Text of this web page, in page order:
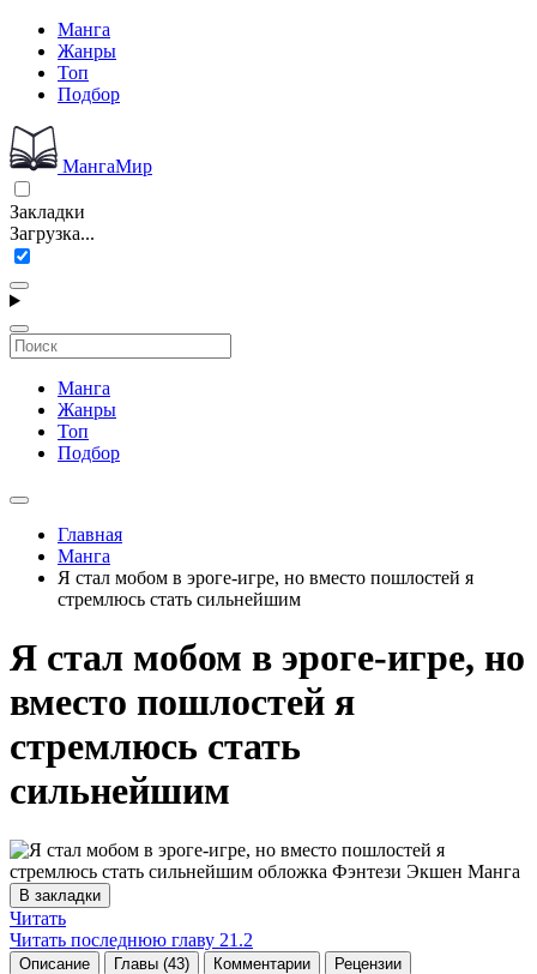
Манга
Жанры
Топ
Подбор
МангаМир
Закладки
Загрузка...
Манга
Жанры
Топ
Подбор
Главная
Манга
Я стал мобом в эроге-игре, но вместо пошлостей я
стремлюсь стать сильнейшим
Я стал мобом в эроге-игре, но
вместо пошлостей я
стремлюсь стать
сильнейшим
В закладки
Читать
Читать последнюю главу 21.2
Описание Главы (43) Комментарии Рецензии